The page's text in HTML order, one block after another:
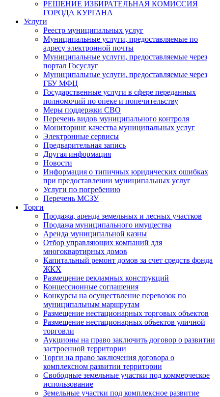
РЕШЕНИЕ ИЗБИРАТЕЛЬНАЯ КОМИССИЯ
ГОРОДА КУРГАНА
Услуги
Реестр муниципальных услуг
Муниципальные услуги, предоставляемые по
адресу электронной почты
Муниципальные услуги, предоставляемые через
портал Госуслуг
Муниципальные услуги, предоставляемые через
ГБУ МФЦ
Государственные услуги в сфере переданных
полномочий по опеке и попечительству
Меры поддержки СВО
Перечень видов муниципального контроля
Мониторинг качества муниципальных услуг
Электронные сервисы
Предварительная запись
Другая информация
Новости
Информация о типичных юридических ошибках
при предоставлении муниципальных услуг
Услуги по погребению
Перечень МСЗУ
Торги
Продажа, аренда земельных и лесных участков
Продажа муниципального имущества
Аренда муниципальной казны
Отбор управляющих компаний для
многоквартирных домов
Капитальный ремонт домов за счет средств фонда
ЖКХ
Размещение рекламных конструкций
Концессионные соглашения
Конкурсы на осуществление перевозок по
муниципальным маршрутам
Размещение нестационарных торговых объектов
Размещение нестационарных объектов уличной
торговли
Аукционы на право заключить договор о развитии
застроенной территории
Торги на право заключения договора о
комплексном развитии территории
Свободные земельные участки под коммерческое
использование
Земельные участки под комплексное развитие